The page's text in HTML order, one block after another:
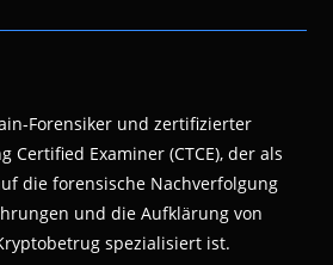
Forensiker und zertifizierter
Certified Examiner (CTCE), der als
die forensische Nachverfolgung
und die Aufklärung von
spezialisiert ist.